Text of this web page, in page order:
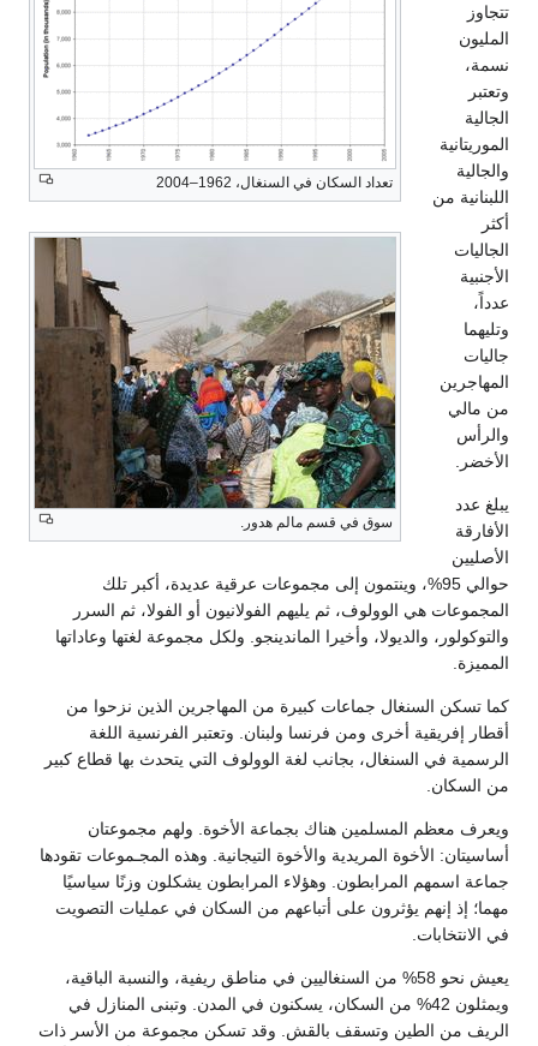
تعداد السكان في السنغال، 1962–2004
سوق في قسم مالم هدور.
تتجاوز
المليون
نسمة،
وتعتبر
الجالية
الموريتانية
والجالية
اللبنانية من
أكثر
الجاليات
الأجنبية
عدداً،
وتليهما
جاليات
المهاجرين
من مالي
والرأس
الأخضر.
يبلغ عدد
الأفارقة
الأصليين
حوالي 95%، وينتمون إلى مجموعات عرقية عديدة، أكبر تلك
المجموعات هي الوولوف، ثم يليهم الفولانيون أو الفولا، ثم السرر
والتوكولور، والديولا، وأخيرا الماندينجو. ولكل مجموعة لغتها وعاداتها
المميزة.
كما تسكن السنغال جماعات كبيرة من المهاجرين الذين نزحوا من
أقطار إفريقية أخرى ومن فرنسا ولبنان. وتعتبر الفرنسية اللغة
الرسمية في السنغال، بجانب لغة الوولوف التي يتحدث بها قطاع كبير
من السكان.
ويعرف معظم المسلمين هناك بجماعة الأخوة. ولهم مجموعتان
أساسيتان: الأخوة المريدية والأخوة التيجانية. وهذه المجـموعات تقودها
جماعة اسمهم المرابطون. وهؤلاء المرابطون يشكلون وزنًا سياسيًا
مهما؛ إذ إنهم يؤثرون على أتباعهم من السكان في عمليات التصويت
في الانتخابات.
يعيش نحو 58% من السنغاليين في مناطق ريفية، والنسبة الباقية،
ويمثلون 42% من السكان، يسكنون في المدن. وتبنى المنازل في
الريف من الطين وتسقف بالقش. وقد تسكن مجموعة من الأسر ذات